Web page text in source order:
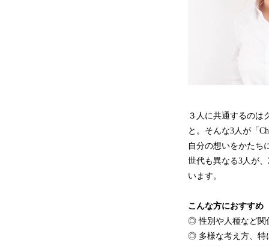
３人に共通するのは
と。そんな3人が「
自分の想いをかたち
世代も異なる3人が
います。
こんな方におすすめ
◎ 性別や人種など関
◎ 多様な考え方、特